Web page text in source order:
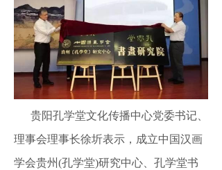
贵阳孔学堂文化传播中心党委书记、
理事会理事长徐圻表示，成立中国汉画
学会贵州(孔学堂)研究中心、孔学堂书